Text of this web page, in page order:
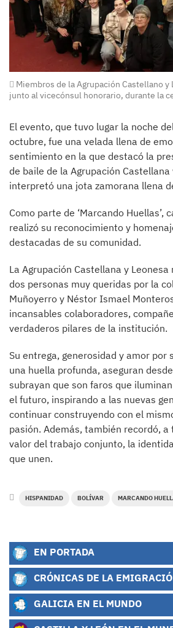
Miembros de la Agrupación Castellano y
junto al vicecónsul honorario, durante la
El evento, que tuvo lugar la noche
octubre, fue una velada llena de
sentimiento en la que destacó la
de baile de la Agrupación Castellana
interpretó una jota zamorana llena
Como parte de ‘Marcando Huellas’,
realizó su reconocimiento y
destacadas de su comunidad.
La Agrupación Castellana y
dos personas muy queridas por la
Muñoyerro y Néstor Ismael
incansables colaboradores,
verdaderos pilares de la institución.
Su entrega, generosidad y amor por
una huella profunda, aseguran
subrayan que son faros que
el futuro, inspirando a las nuevas
continuar construyendo con el
pasión. Además, también recordó, a
valor del trabajo conjunto, la
que unen.
HISPANIDAD BOLÍVAR MARCANDO
EN PORTADA
CRÓNICAS DE LA
GALICIA EN EL MUNDO